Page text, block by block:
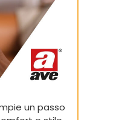
un passo